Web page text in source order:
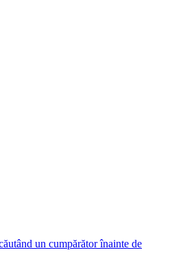
un cumpărător înainte de